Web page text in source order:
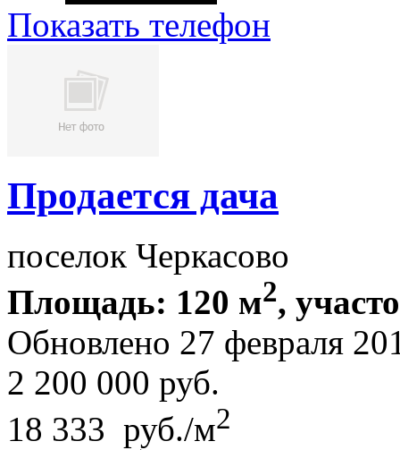
Показать телефон
Продается дача
поселок Черкасово
Площадь: 120 м2,
Обновлено 27 февраля
2 200 000 руб.
18 333 руб./м2